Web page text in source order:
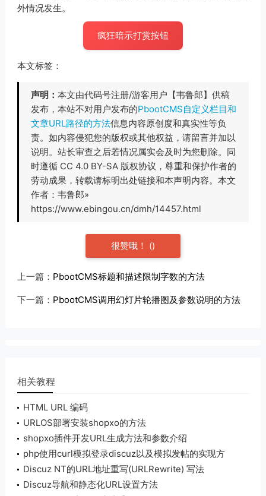
外情况发生。
疯狂暗示打赏按钮
本文标签：
声明： 本文由代码号注册/游客用户【韦鲁郎】供稿
发布，本站不对用户发布的PbootCMS自定义栏目和
文章URL路径的方法信息内容原创度和真实性等负
责。如内容侵犯您的版权或其他权益，请留言并加以
说明。站长审查之后若情况属实会及时为您删除。同
时遵循 CC 4.0 BY-SA 版权协议，尊重和保护作者的
劳动成果，转载请标明出处链接和本声明内容。本文
作者：韦鲁郎»
https://www.ebingou.cn/dmh/14457.html
很赞哦！ ()
上一篇： PbootCMS标题和描述限制字数的方法
下一篇： PbootCMS调用幻灯片轮播图及参数说明的方法
相关教程
HTML URL 编码
URLOS部署安装shopxo的方法
shopxo插件开发URL生成方法和参数介绍
php使用curl模拟登录discuz以及模拟发帖的实现方
法
Discuz NT的URL地址重写(URLRewrite) 写法
Discuz导航和静态化URL设置方法